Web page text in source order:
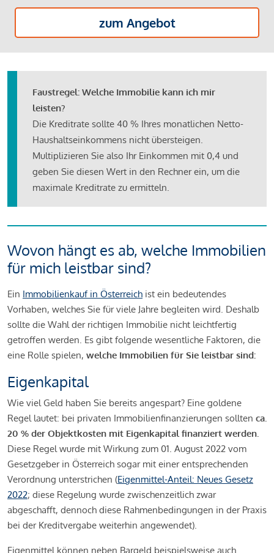
zum Angebot
Faustregel: Welche Immobilie kann ich mir
leisten?
Die Kreditrate sollte 40 % Ihres monatlichen Netto-
Haushaltseinkommens nicht übersteigen.
Multiplizieren Sie also Ihr Einkommen mit 0,4 und
geben Sie diesen Wert in den Rechner ein, um die
maximale Kreditrate zu ermitteln.
Wovon hängt es ab, welche Immobilien
für mich leistbar sind?
Ein Immobilienkauf in Österreich ist ein bedeutendes
Vorhaben, welches Sie für viele Jahre begleiten wird. Deshalb
sollte die Wahl der richtigen Immobilie nicht leichtfertig
getroffen werden. Es gibt folgende wesentliche Faktoren, die
eine Rolle spielen, welche Immobilien für Sie leistbar sind:
Eigenkapital
Wie viel Geld haben Sie bereits angespart? Eine goldene
Regel lautet: bei privaten Immobilienfinanzierungen sollten ca.
20 % der Objektkosten mit Eigenkapital finanziert werden.
Diese Regel wurde mit Wirkung zum 01. August 2022 vom
Gesetzgeber in Österreich sogar mit einer entsprechenden
Verordnung unterstrichen (Eigenmittel-Anteil: Neues Gesetz
2022; diese Regelung wurde zwischenzeitlich zwar
abgeschafft, dennoch diese Rahmenbedingungen in der Praxis
bei der Kreditvergabe weiterhin angewendet).
Eigenmittel können neben Bargeld beispielsweise auch